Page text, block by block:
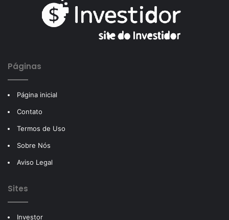
Páginas
Página inicial
Contato
Termos de Uso
Sobre Nós
Aviso Legal
Sites
Investor